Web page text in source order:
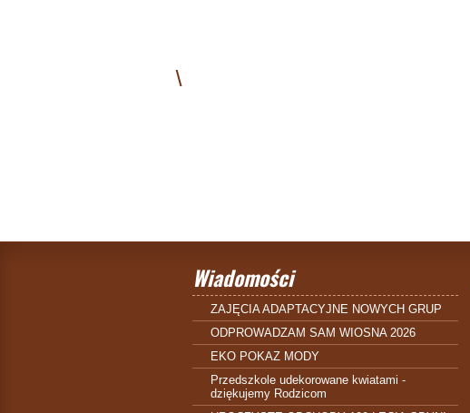
\
Wiadomości
ZAJĘCIA ADAPTACYJNE NOWYCH GRUP
ODPROWADZAM SAM WIOSNA 2026
EKO POKAZ MODY
Przedszkole udekorowane kwiatami -
dziękujemy Rodzicom